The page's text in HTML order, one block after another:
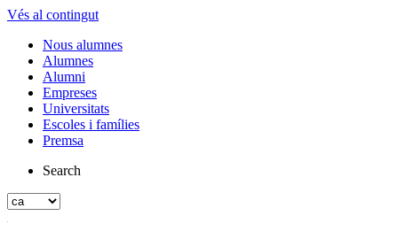
Vés al contingut
Nous alumnes
Alumnes
Alumni
Empreses
Universitats
Escoles i famílies
Premsa
Search